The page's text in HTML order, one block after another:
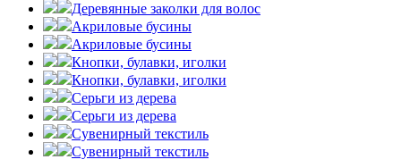
Деревянные заколки для волос
Акриловые бусины
Акриловые бусины
Кнопки, булавки, иголки
Кнопки, булавки, иголки
Серьги из дерева
Серьги из дерева
Сувенирный текстиль
Сувенирный текстиль